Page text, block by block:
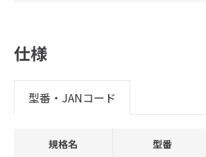
仕様
型番・JANコード
規格名 型番